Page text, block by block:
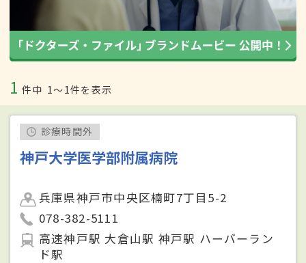
1 件中 1〜1件を表示
診療時間外
神戸大学医学部附属病院
兵庫県神戸市中央区楠町7丁目5-2
078-382-5111
高速神戸駅 大倉山駅 神戸駅 ハーバーラン
ド駅